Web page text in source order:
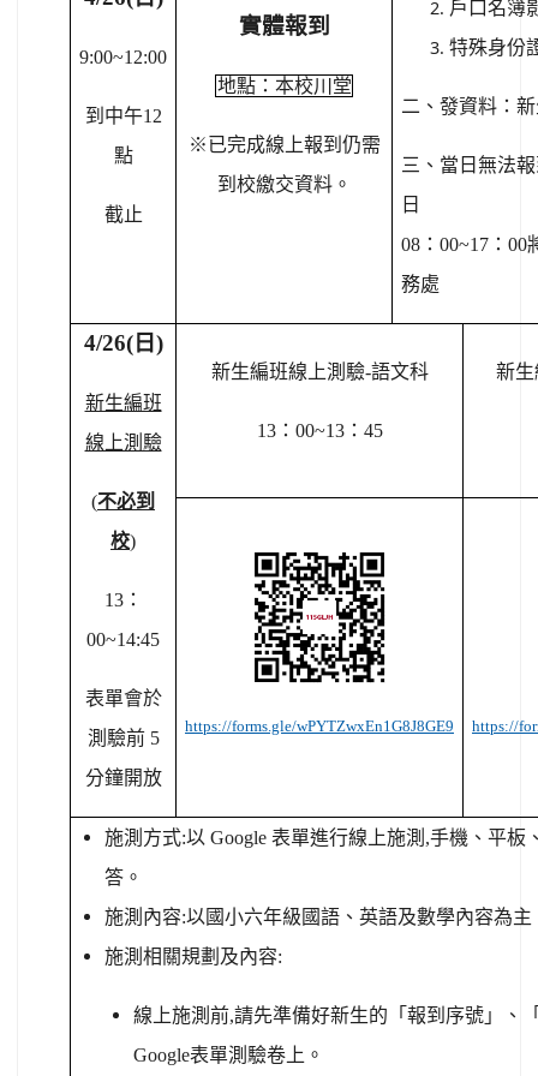
9:00~12:00
到中午12
點
截止
實體報到
地點：本校川堂
※已完成線上報到仍需
到校繳交資料。
戶口名簿
特殊身份
二、發資料：
三、當日無法
日
08：00~17：
務處
4/26(日)
新生編班
線上測驗
(不必到
校)
13：
00~14:45
表單會於
測驗前 5
分鐘開放
新生編班線上測驗-語文科
13：00~13：45
新
https://forms.gle/wPYTZwxEn1G8J8GE9 https://
施測方式:以 Google 表單進行線上施測,手機、平板
答。
施測內容:以國小六年級國語、英語及數學內容為主
施測相關規劃及內容:
線上施測前,請先準備好新生的「報到序號」、
Google表單測驗卷上。